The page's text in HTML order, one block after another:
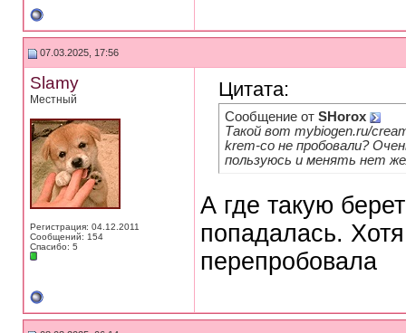
07.03.2025, 17:56
Slamy
Местный
Регистрация: 04.12.2011
Сообщений: 154
Спасибо: 5
Цитата:
Сообщение от SHorox
Такой вот mybiogen.ru/
krem-co не пробовали?
пользуюсь и менять нет
А где такую
попадалась.
перепробовала